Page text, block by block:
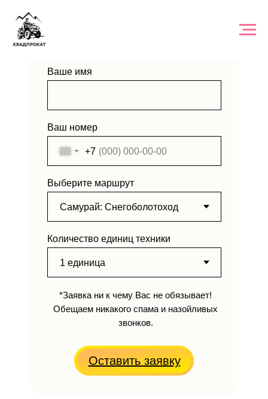
Оставить заявку
*Заявка ни к чему Вас не обязывает!
Обещаем никакого спама и назойливых
звонков.
Ваше имя
Ваш номер
+7
Выберите маршрут
Количество единиц техники